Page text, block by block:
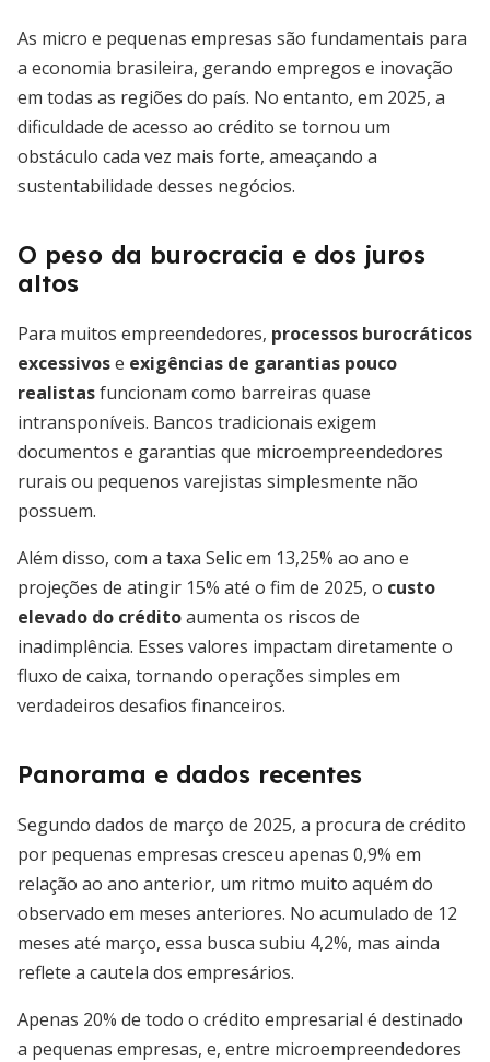
As micro e pequenas empresas são fundamentais para
a economia brasileira, gerando empregos e inovação
em todas as regiões do país. No entanto, em 2025, a
dificuldade de acesso ao crédito se tornou um
obstáculo cada vez mais forte, ameaçando a
sustentabilidade desses negócios.
O peso da burocracia e dos juros
altos
Para muitos empreendedores, processos burocráticos
excessivose exigências de garantias pouco
realistasfuncionam como barreiras quase
intransponíveis. Bancos tradicionais exigem
documentos e garantias que microempreendedores
rurais ou pequenos varejistas simplesmente não
possuem.
Além disso, com a taxa Selic em 13,25% ao ano e
projeções de atingir 15% até o fim de 2025, o custo
elevado do créditoaumenta os riscos de
inadimplência. Esses valores impactam diretamente o
fluxo de caixa, tornando operações simples em
verdadeiros desafios financeiros.
Panorama e dados recentes
Segundo dados de março de 2025, a procura de crédito
por pequenas empresas cresceu apenas 0,9% em
relação ao ano anterior, um ritmo muito aquém do
observado em meses anteriores. No acumulado de 12
meses até março, essa busca subiu 4,2%, mas ainda
reflete a cautela dos empresários.
Apenas 20% de todo o crédito empresarial é destinado
a pequenas empresas, e, entre microempreendedores